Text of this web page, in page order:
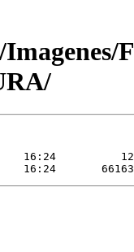
16:24
16:24